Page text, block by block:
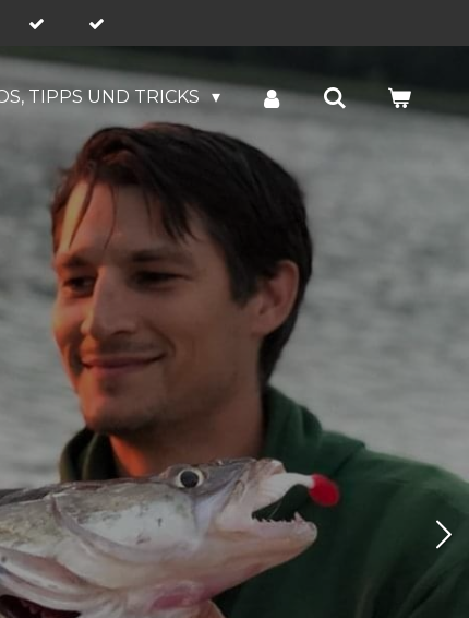
TIPPS UND TRICKS